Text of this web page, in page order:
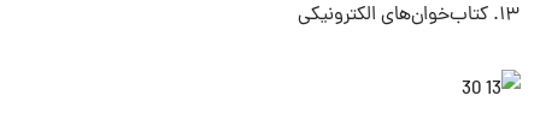
۱۳. کتاب‌خوان‌های الکترونیکی